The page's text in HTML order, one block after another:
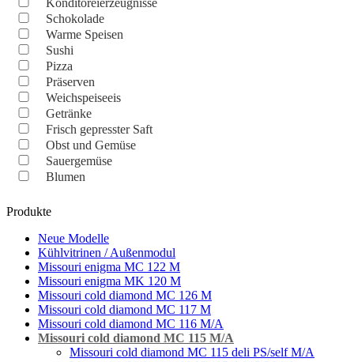
Konditoreierzeugnisse
Schokolade
Warme Speisen
Sushi
Pizza
Präserven
Weichspeiseeis
Getränke
Frisch gepresster Saft
Obst und Gemüse
Sauergemüse
Blumen
Produkte
Neue Modelle
Kühlvitrinen / Außenmodul
Missouri enigma MC 122 M
Missouri enigma MK 120 M
Missouri cold diamond MC 126 M
Missouri cold diamond MC 117 M
Missouri cold diamond MC 116 M/A
Missouri cold diamond MC 115 M/A
Missouri cold diamond MC 115 deli PS/self M/A